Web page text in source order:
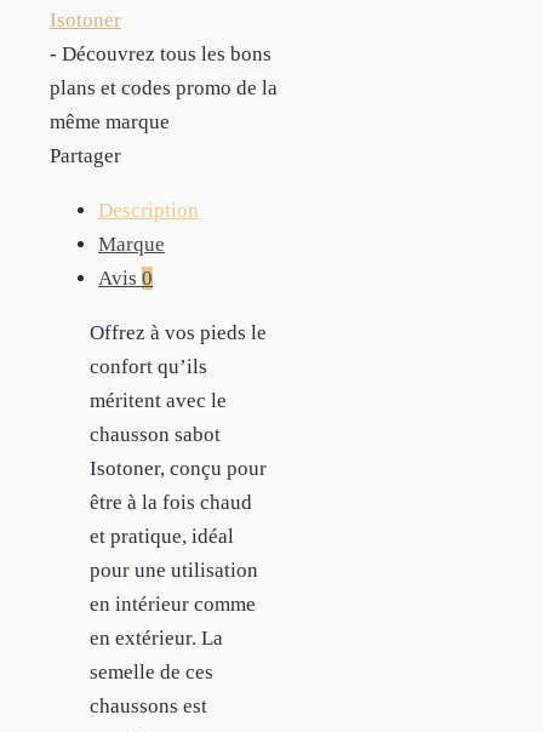
Isotoner
- Découvrez tous les bons
plans et codes promo de la
même marque
Partager
Description
Marque
Avis 0
Offrez à vos pieds le
confort qu’ils
méritent avec le
chausson sabot
Isotoner, conçu pour
être à la fois chaud
et pratique, idéal
pour une utilisation
en intérieur comme
en extérieur. La
semelle de ces
chaussons est